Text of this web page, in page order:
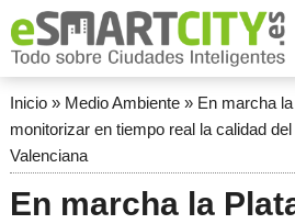
Inicio» Medio Ambiente» En marcha
monitorizar en tiempo real la calidad
Valenciana
En marcha la